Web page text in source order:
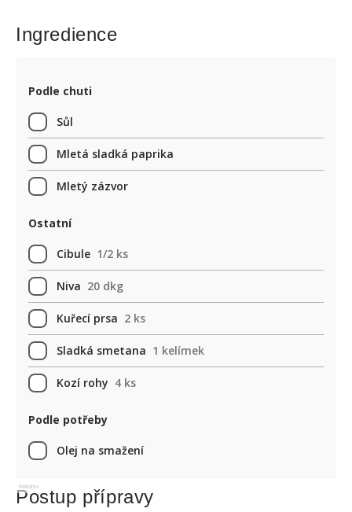
Ingredience
Podle chuti
Sůl
Mletá sladká paprika
Mletý zázvor
Ostatní
Cibule 1/2 ks
Niva 20 dkg
Kuřecí prsa 2 ks
Sladká smetana 1 kelímek
Kozí rohy 4 ks
Podle potřeby
Olej na smažení
Reklama
Postup přípravy